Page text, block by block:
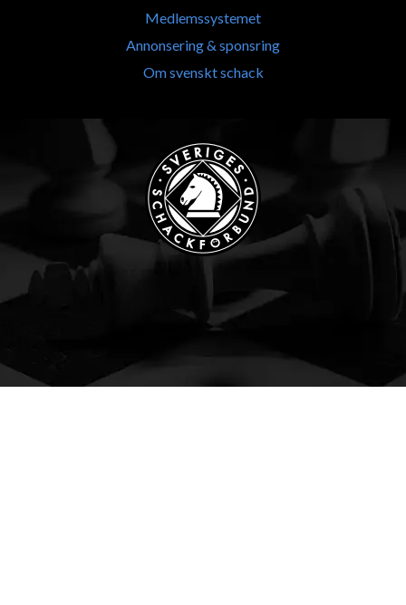
Medlemssystemet
Annonsering & sponsring
Om svenskt schack